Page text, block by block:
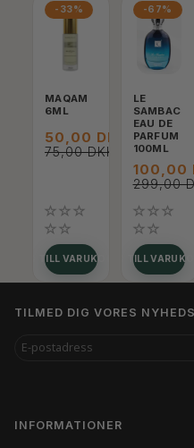
-33%
MAQAM
6ML
50,00 DKK
75,00 DKK
LÄGG TILL VARUKORGEN
-67%
LE
SAMBAC
EAU DE
PARFUM
100ML
100,00
299,00
LÄGG TILL
TILMED DIG VORES
E-
POSTADRESS
INFORMATIONER